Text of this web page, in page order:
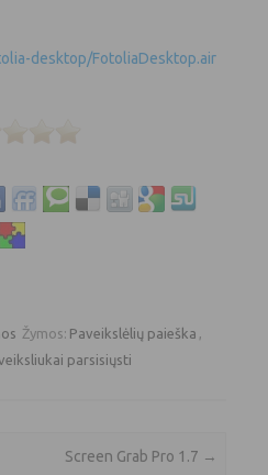
desktop/FotoliaDesktop.air
Žymos: Paveikslėlių paieška
parsisiųsti
Screen Grab Pro 1.7 →